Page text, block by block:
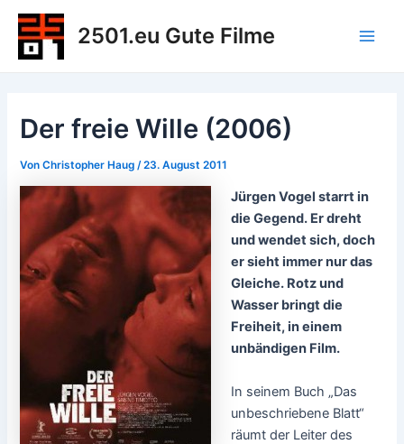
Zum
Inhalt
springen
2501.eu Gute Filme
Der freie Wille (2006)
VonChristopher Haug/23. August 2011
Jürgen Vogel starrt in
die Gegend. Er dreht
und wendet sich, doch
er sieht immer nur das
Gleiche. Rotz und
Wasser bringt die
Freiheit, in einem
unbändigen Film.
In seinem Buch „Das
unbeschriebene Blatt“
räumt der Leiter des